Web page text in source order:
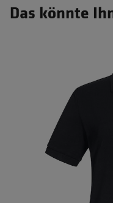
Das könnte